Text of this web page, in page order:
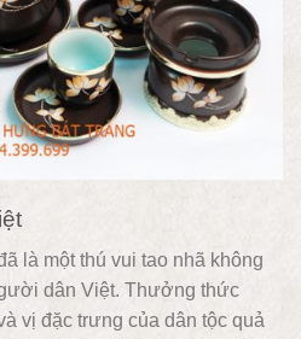
là một thú vui tao nhã không
dân Việt. Thưởng thức
vị đặc trưng của dân tộc quả